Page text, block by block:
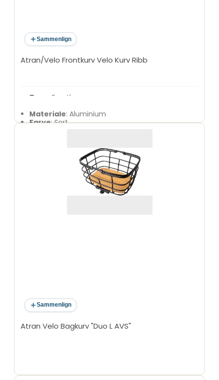
Sammenlign
Atran/Velo Frontkurv Velo Kurv Ribb
Type
: Frontkurv
Materiale: Aluminium
Farve: Sort
Sammenlign
Atran Velo Bagkurv "Duo L AVS"